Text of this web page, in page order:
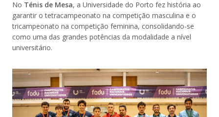
No Ténis de Mesa, a Universidade do Porto fez história ao
garantir o tetracampeonato na competição masculina e o
tricampeonato na competição feminina, consolidando-se
como uma das grandes potências da modalidade a nível
universitário.